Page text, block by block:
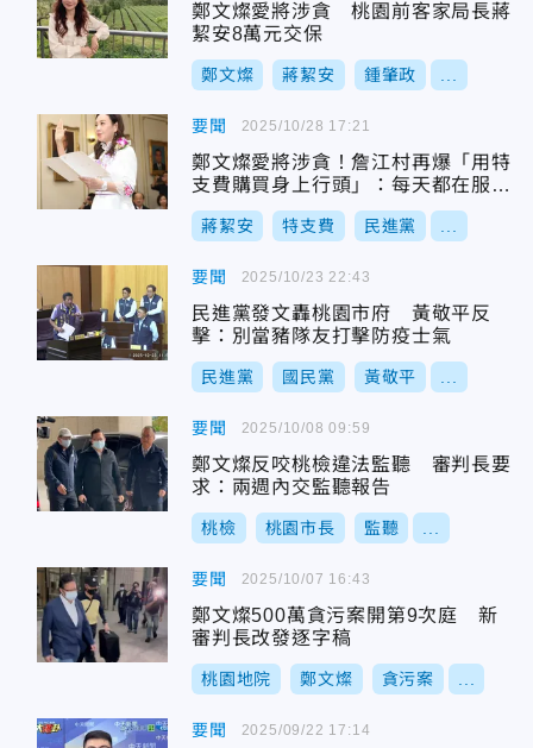
鄭文燦愛將涉貪 桃園前客家局長蔣
絜安8萬元交保
鄭文燦 蔣絜安 鍾肇政
要聞
鄭文燦愛將涉貪！詹江村再爆「用特
支費購買身上行頭」：每天都在服裝
秀
蔣絜安 特支費 民進黨
2025/10/28 17:21
要聞
民進黨發文轟桃園市府 黃敬平反
擊：別當豬隊友打擊防疫士氣
民進黨 國民黨 黃敬平
2025/10/23 22:43
要聞
鄭文燦反咬桃檢違法監聽 審判長要
求：兩週內交監聽報告
桃檢 桃園市長 監聽
2025/10/08 09:59
要聞
鄭文燦500萬貪污案開第9次庭 新
審判長改發逐字稿
桃園地院 鄭文燦 貪污案
2025/10/07 16:43
要聞 2025/09/22 17:14